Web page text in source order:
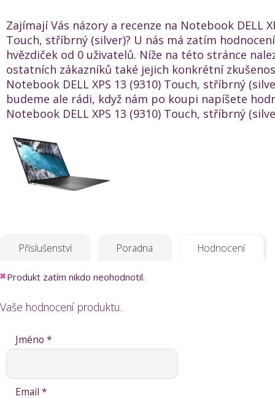
Zajímají Vás názory a recenze na Notebook DELL
Touch, stříbrný (silver)? U nás má zatím
hvězdiček od 0 uživatelů. Níže na této stránce
ostatních zákazníků také jejich konkrétní
Notebook DELL XPS 13 (9310) Touch, stříbrný
budeme ale rádi, když nám po koupi napíšete
Notebook DELL XPS 13 (9310) Touch, stříbrný
Příslušenství Poradna Hodnocení
Produkt zatím nikdo neohodnotil.
Vaše hodnocení produktu.
Jméno *
Email *